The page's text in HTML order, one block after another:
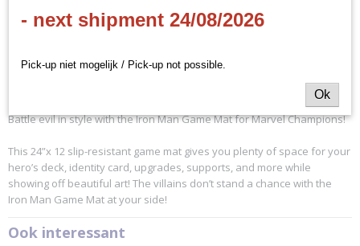
EAN code
Fantasy Flight Games
Marvel Champions - Iron
Man Game mat
Battle evil in style with the Iron Man Game Mat for Marvel Champions!
This 24”x 12 slip-resistant game mat gives you plenty of space for your
hero’s deck, identity card, upgrades, supports, and more while
showing off beautiful art! The villains don’t stand a chance with the
Iron Man Game Mat at your side!
Ook interessant
- next shipment 24/08/2026
Pick-up niet mogelijk / Pick-up not possible.
Ok